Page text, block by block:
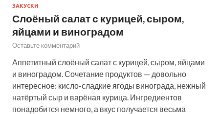
ЗАКУСКИ
Слоёный салат с курицей, сыром,
яйцами и виноградом
Оставьте комментарий
Аппетитный слоёный салат с курицей, сыром, яйцами
и виноградом. Сочетание продуктов — довольно
интересное: кисло-сладкие ягоды винограда, нежный
натёртый сыр и варёная курица. Ингредиентов
понадобится немного, а вкус получается весьма